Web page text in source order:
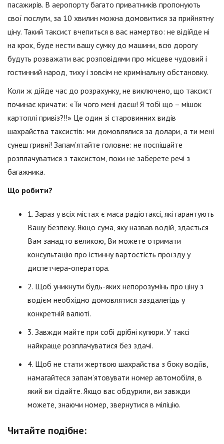
пасажирів. В аеропорту багато приватників пропонують
свої послуги, за 10 хвилин можна домовитися за прийнятну
ціну. Такий таксист вчепиться в вас намертво: не відійде ні
на крок, буде нести вашу сумку до машини, всю дорогу
будуть розважати вас розповідями про місцеве чудовий і
гостинний народ, тиху і зовсім не кримінальну обстановку.
Коли ж дійде час до розрахунку, не виключено, що таксист
починає кричати: «Ти чого мені даєш! Я тобі що – мішок
картоплі привіз?!!» Це один зі старовинних видів
шахрайства таксистів: ми домовлялися за долари, а ти мені
сунеш гривні! Запам’ятайте головне: не поспішайте
розплачуватися з таксистом, поки не заберете речі з
багажника.
Що робити?
1. Зараз у всіх містах є маса радіотаксі, які гарантують
Вашу безпеку. Якщо сума, яку назвав водій, здається
Вам занадто великою, Ви можете отримати
консультацію про істинну вартостість проїзду у
диспетчера-оператора.
2. Щоб уникнути будь-яких непорозумінь про ціну з
водієм необхідно домовлятися заздалегідь у
конкретній валюті.
3. Завжди майте при собі дрібні купюри. У таксі
найкраще розплачуватися без здачі.
4. Щоб не стати жертвою шахрайства з боку водіїв,
намагайтеся запам’ятовувати номер автомобіля, в
який ви сідайте. Якщо вас обдурили, ви завжди
можете, знаючи номер, звернутися в міліцію.
Читайте подібне: